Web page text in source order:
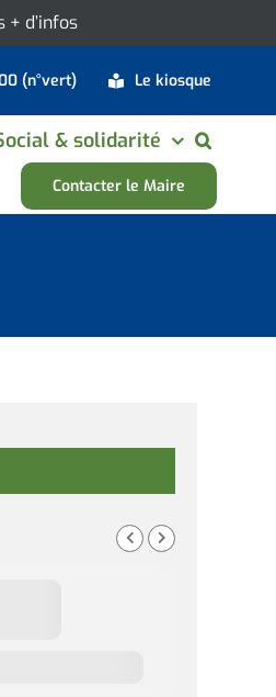
+ d’infos
(n°vert) Le kiosque
& solidarité
Contacter le Maire